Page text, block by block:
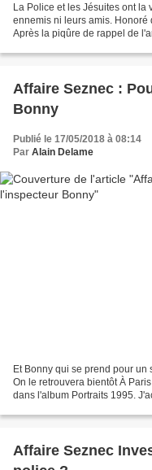
La Police et les Jésuites ont
ennemis ni leurs amis. Honoré
Après la piqûre de rappel de
Affaire Seznec :
Bonny
Publié le 17/05/2018 à 08:14
Par Alain Delame
Et Bonny qui se prend pour
On le retrouvera bientôt À
dans l'album Portraits 1995.
Affaire Seznec